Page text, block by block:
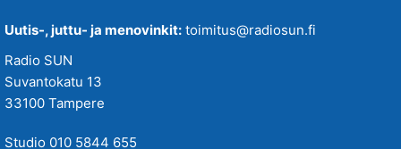
Uutis-, juttu- ja menovinkit: toimitus@radiosun.fi
Radio SUN
Suvantokatu 13
33100 Tampere
Studio 010 5844 655